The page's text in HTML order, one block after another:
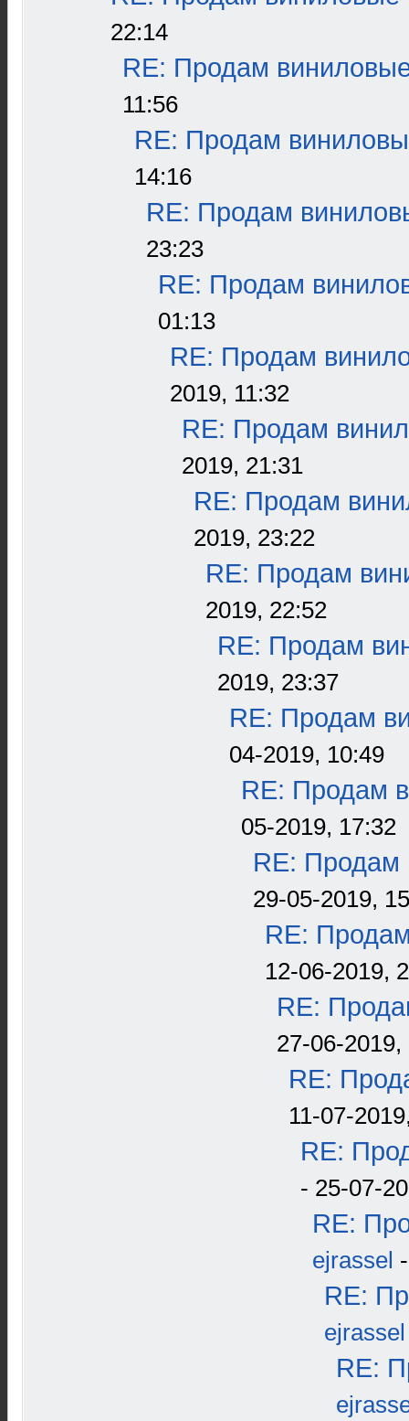
22:14
RE: Продам
11:56
RE: Продам
14:16
RE: Продам
23:23
RE: Продам
01:13
RE: Продам
2019, 11:32
RE: Продам
2019, 21:31
RE: Продам
2019, 23:22
RE: Продам
2019, 22:52
RE: Продам
2019, 23:37
RE: Продам
04-2019, 10:49
RE: Продам
05-2019, 17:32
RE: Продам
29-05-2019,
RE:
12-06-2019,
RE:
27-06-2019,
RE:
11-07-
RE:
- 25-07-
RE:
ejrassel
RE:
ejrassel
RE: